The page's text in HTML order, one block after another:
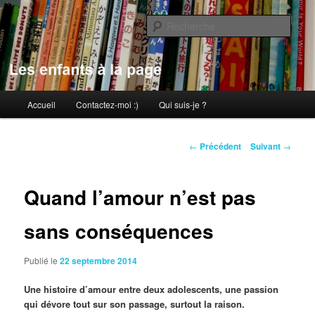
Aller
au
contenu
principalLes enfants à la page
principal
Accueil Contactez-moi :) Qui suis-je ?
Navigation
← Précédent Suivant →
Quand l’amour n’est pas
sans conséquences
Publié le22 septembre 2014
Une histoire d’amour entre deux adolescents, une passion
qui dévore tout sur son passage, surtout la raison.